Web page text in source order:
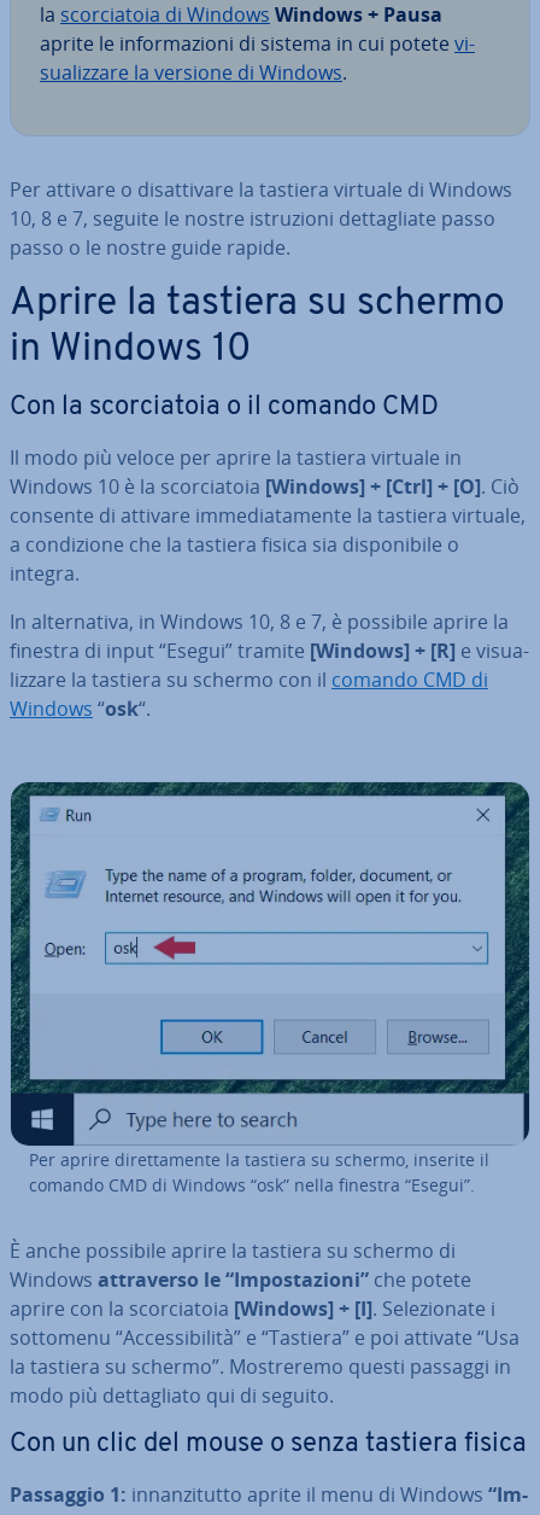
la scor­cia­to­ia di Windows Windows + Pausa
aprite le in­for­ma­zio­ni di sistema in cui potete vi­
sua­liz­za­re la versione di Windows.
Per attivare o di­sat­ti­va­re la tastiera virtuale di Windows
10, 8 e 7, seguite le nostre istru­zio­ni det­ta­glia­te passo
passo o le nostre guide rapide.
Aprire la tastiera su schermo
in Windows 10
Con la scor­cia­to­ia o il comando CMD
Il modo più veloce per aprire la tastiera virtuale in
Windows 10 è la scor­cia­to­ia [Windows] + [Ctrl] + [O]. Ciò
consente di attivare im­me­dia­ta­men­te la tastiera virtuale,
a con­di­zio­ne che la tastiera fisica sia di­spo­ni­bi­le o
integra.
In al­ter­na­ti­va, in Windows 10, 8 e 7, è possibile aprire la
finestra di input “Esegui” tramite [Windows] + [R] e vi­sua­
liz­za­re la tastiera su schermo con il comando CMD di
Windows “osk“.
Per aprire di­ret­ta­men­te la tastiera su schermo, inserite il
comando CMD di Windows “osk” nella finestra “Esegui”.
È anche possibile aprire la tastiera su schermo di
Windows at­tra­ver­so le “Im­po­sta­zio­ni” che potete
aprire con la scor­cia­to­ia [Windows] + [I]. Se­le­zio­na­te i
sottomenu “Ac­ces­si­bi­li­tà” e “Tastiera” e poi attivate “Usa
la tastiera su schermo”. Mo­stre­re­mo questi passaggi in
modo più det­ta­glia­to qui di seguito.
Con un clic del mouse o senza tastiera fisica
Passaggio 1: in­nan­zi­tut­to aprite il menu di Windows “Im­